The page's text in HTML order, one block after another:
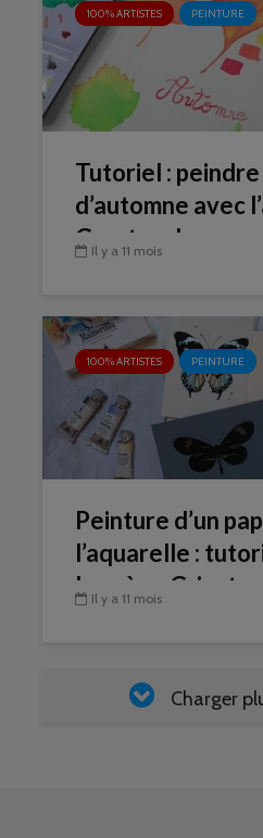
100% ARTISTES PEINTURE
Tutoriel :
d’automne avec
Gerstaecker
Il y a 11 mois
100% ARTISTES PEINTURE
Peinture d’un
l’aquarelle :
Laurène Grisot
Il y a 11 mois
Charger